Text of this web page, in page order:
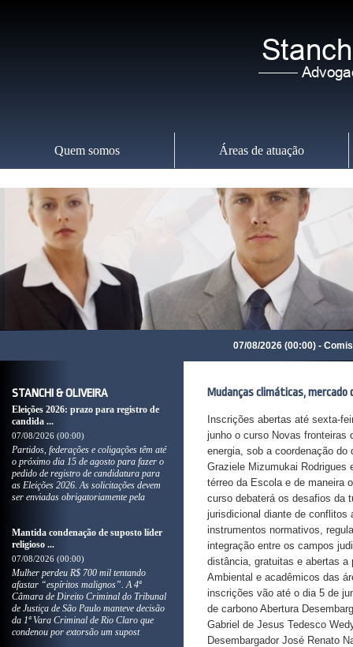
Quem somos Áreas de atuação
07/08/2026 (00:00) -
STANCHI & OLIVEIRA
Eleições 2026: prazo para registro de
candida ...
07/08/2026 (00:00)
Partidos, federações e coligações têm até
o próximo dia 15 de agosto para fazer o
pedido de registro de candidatura para
as Eleições 2026. As solicitações devem
ser enviadas obrigatoriamente pela
Mantida condenação de suposto líder
religioso ...
07/08/2026 (00:00)
Mulher perdeu R$ 700 mil tentando
afastar “espíritos malignos”. A 4ª
Câmara de Direito Criminal do Tribunal
de Justiça de São Paulo manteve decisão
da 1ª Vara Criminal de Rio Claro que
condenou por extorsão um supost
Mudanças climáticas, mercado
Inscrições abertas até sexta-
junho o curso Novas fronteiras
energia, sob a coordenação
Graziele Mizumukai Rodrigues
térreo da Escola e de maneira
curso debaterá os desafios da
jurisdicional diante de conflitos
instrumentos normativos,
integração entre os campos
distância, gratuitas e abertas a
Ambiental e acadêmicos das
inscrições vão até o dia 5 de
de carbono Abertura
Gabriel de Jesus Tedesco
Desembargador José Renato